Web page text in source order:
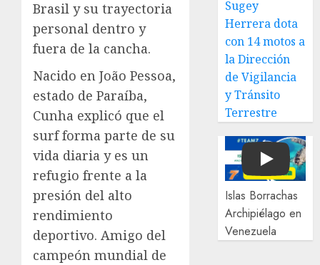
Brasil y su trayectoria
personal dentro y
fuera de la cancha.
Nacido en João Pessoa,
estado de Paraíba,
Cunha explicó que el
surf forma parte de su
vida diaria y es un
refugio frente a la
presión del alto
rendimiento
deportivo. Amigo del
campeón mundial de
Sugey
Herrera dota
con 14 motos a
la Dirección
de Vigilancia
y Tránsito
Terrestre
Play
Islas Borrachas
Archipiélago en
Venezuela